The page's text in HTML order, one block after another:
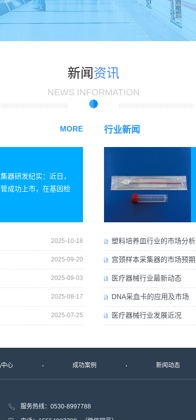
新闻资讯
NEWS INFORMATION
MORE
器研发纪实：近日，
成功上市，在基因检
2025-10-18
2025-09-20
2025-09-03
2025-08-17
2025-07-25
行业新闻
塑料培养皿行业的市场分析
宫颈样本采集器的市场预期
医疗器械行业最新动态
DNA采血卡的应用及市场
医疗器械行业发展近况
心 成功案例 新闻动态
服务热线：0530-8997788